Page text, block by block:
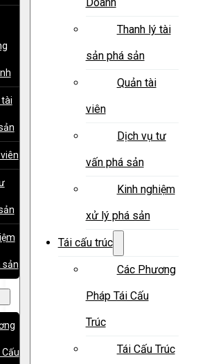
sản
Thanh lý tài
sản phá sản
Quản tài
viên
Dịch vụ tư
vấn phá sản
Kinh nghiệm
xử lý phá sản
Tái cấu trúc
Các Phương
Pháp Tái Cấu
Trúc
Tái Cấu Trúc